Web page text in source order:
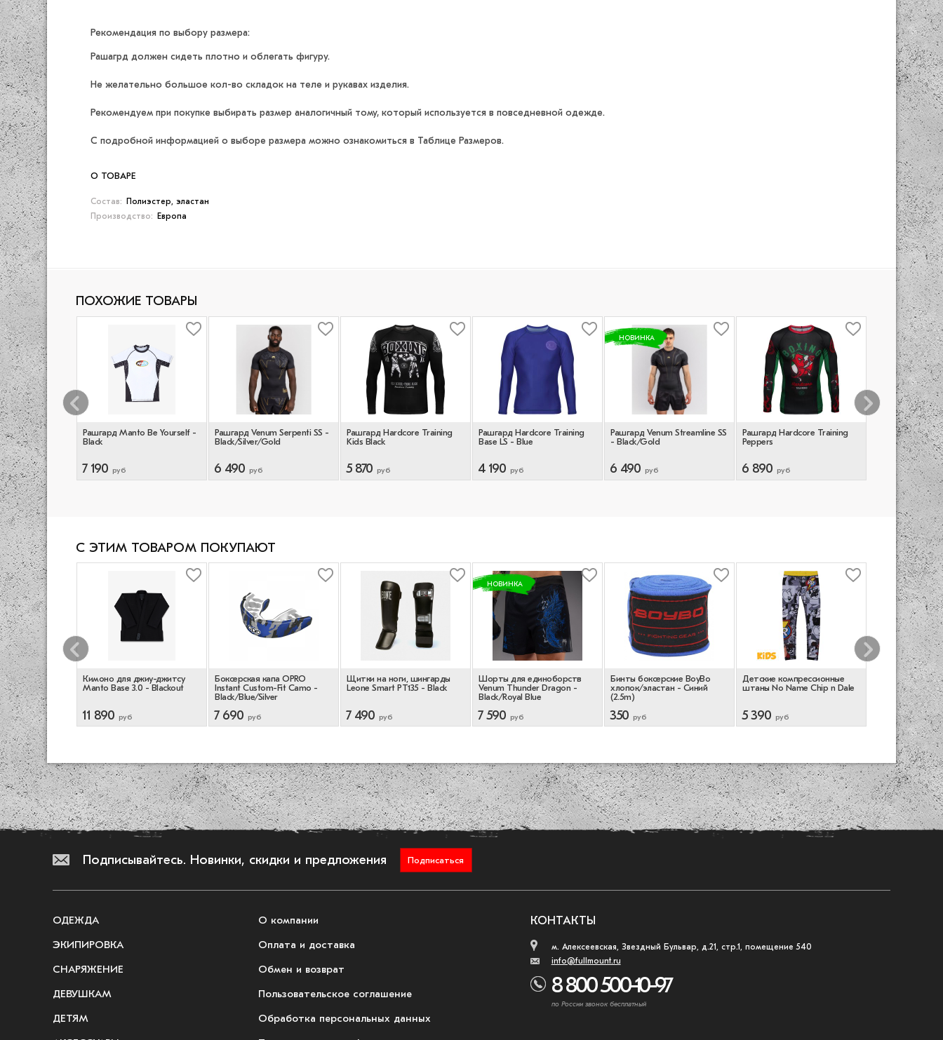
Рекомендация по выбору размера:
Рашагрд должен сидеть плотно и облегать фигуру.
Не желательно большое кол-во складок на теле и рукавах изделия.
Рекомендуем при покупке выбирать размер аналогичный тому, который используется в повседневной одежде.
С подробной информацией о выборе размера можно ознакомиться в Таблице Размеров.
О ТОВАРЕ
Состав:
Полиэстер, эластан
Производство:
Европа
ПОХОЖИЕ ТОВАРЫ
Ranked 25 SS
Рашгард Manto Be Yourself -
Black
7 190 руб
Рашгард Venum Serpenti SS -
Black/Silver/Gold
6 490 руб
Рашгард Hardcore Training
Kids Black
5 870 руб
Рашгард Hardcore Training
Base LS - Blue
4 190 руб
НОВИНКА
Рашгард Venum Streamline SS
- Black/Gold
6 490 руб
Рашгард Hardcore Training
Peppers
6 890 руб
Рашгард
Nordic Pattern
6 990 руб
С ЭТИМ ТОВАРОМ ПОКУПАЮТ
x Delariva
Blue
Кимоно для джиу-джитсу
Manto Base 3.0 - Blackout
11 890 руб
Боксерская капа OPRO
Instant Custom-Fit Camo -
Black/Blue/Silver
7 690 руб
Щитки на ноги, шингарды
Leone Smart PT135 - Black
7 490 руб
НОВИНКА
Шорты для единоборств
Venum Thunder Dragon -
Black/Royal Blue
7 590 руб
Бинты боксерские BoyBo
хлопок/эластан - Синий
(2.5m)
350 руб
Детские компрессионные
штаны No Name Chip n Dale
5 390 руб
Детская
Opro Self-Fit
Black/Red
2 690 руб
Подписывайтесь. Новинки, скидки и предложения Подписаться
КОНТАКТЫ
м. Алексеевская, Звездный Бульвар, д.21, стр.1, помещение 540
info@fullmount.ru
8 800 500-10-97
по России звонок бесплатный
ОДЕЖДА
ЭКИПИРОВКА
СНАРЯЖЕНИЕ
ДЕВУШКАМ
ДЕТЯМ
О компании
Оплата и доставка
Обмен и возврат
Пользовательское соглашение
Обработка персональных данных